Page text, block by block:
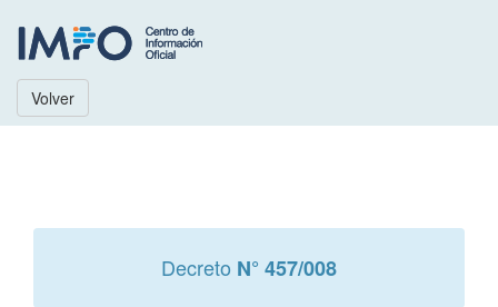
Volver
Decreto N° 457/008